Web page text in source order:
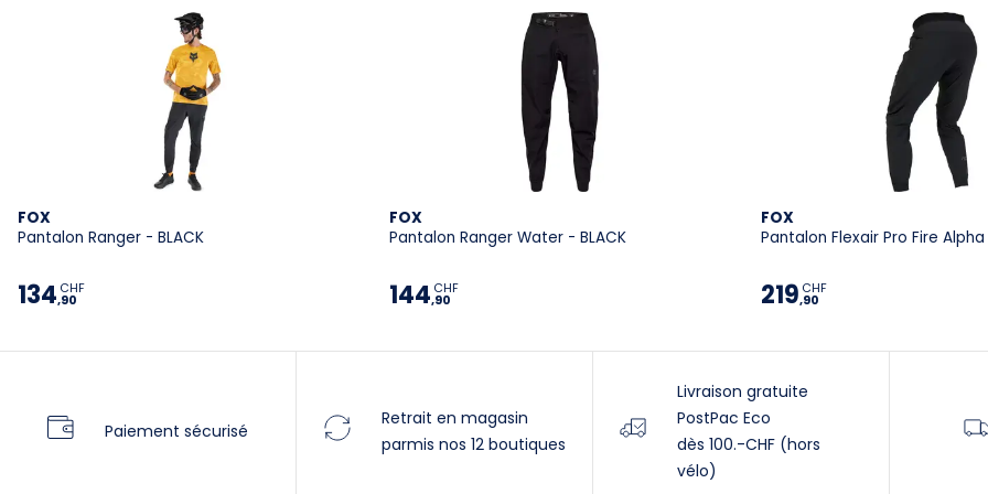
FOX
Pantalon Ranger - BLACK
134,90
CHF
FOX
Pantalon Ranger Water - BLACK
144,90
CHF
FOX
Pantalon Flexair Pro Fire Alpha
219,90
CHF
Paiement sécurisé
Retrait en magasin
parmis nos 12 boutiques
Livraison gratuite
PostPac Eco
dès 100.-CHF (hors
vélo)